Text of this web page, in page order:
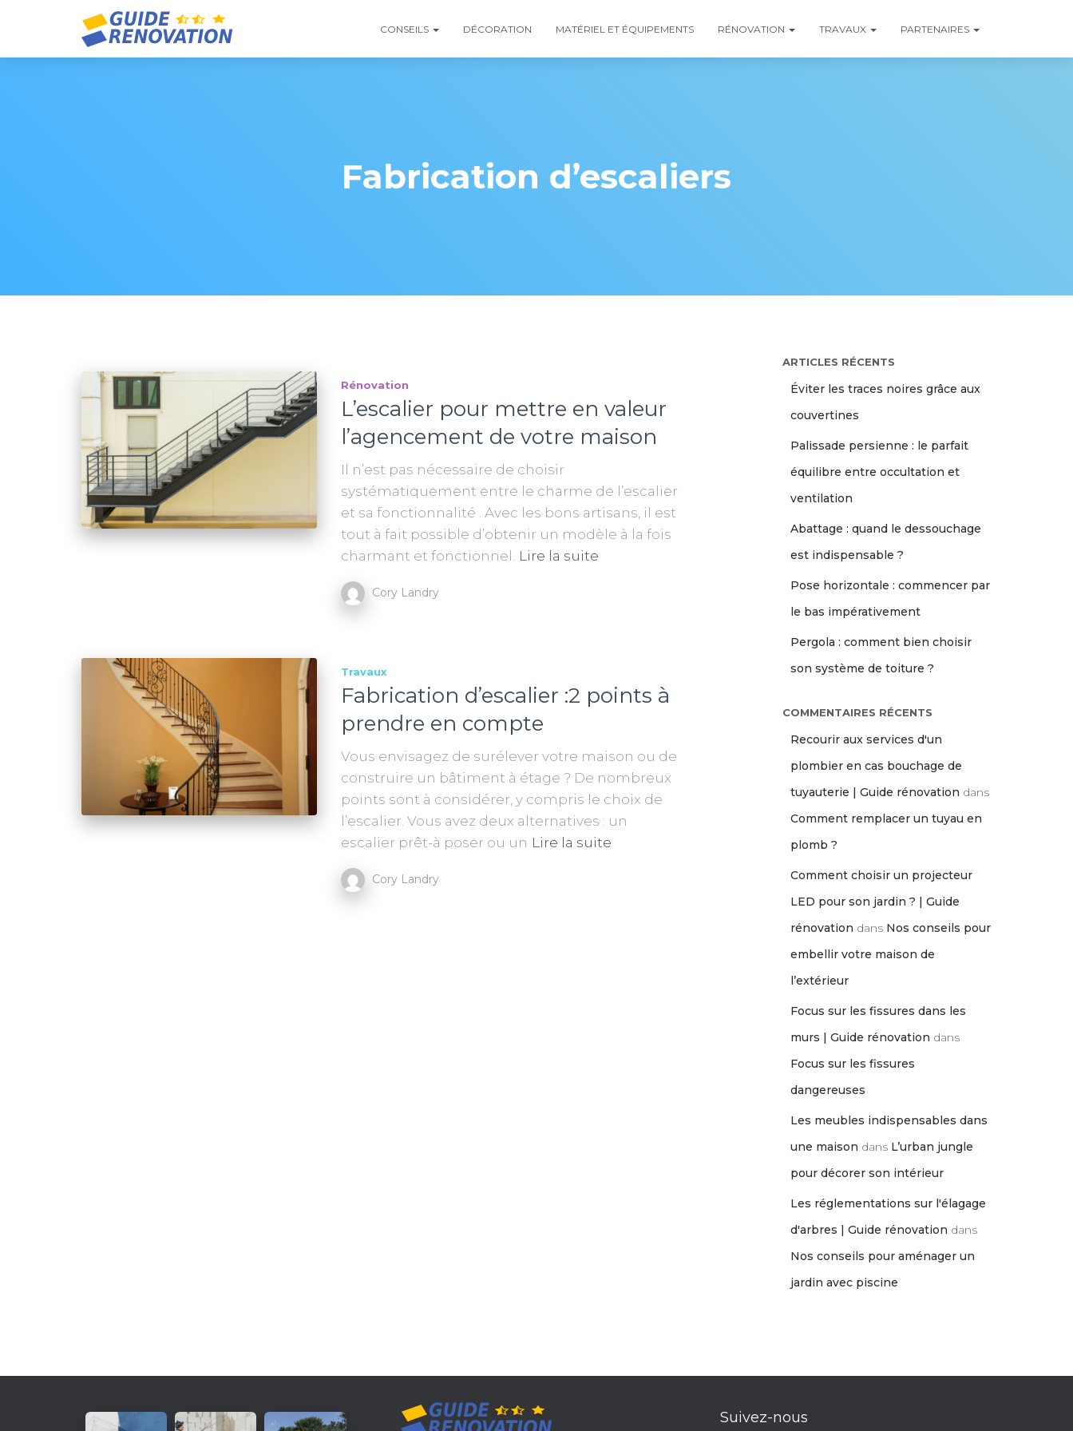
CONSEILS DÉCORATION MATÉRIEL ET ÉQUIPEMENTS RÉNOVATION TRAVAUX PARTENAIRES
Fabrication d’escaliers
Rénovation
L’escalier pour mettre en valeur
l’agencement de votre maison
Il n’est pas nécessaire de choisir
systématiquement entre le charme de l’escalier
et sa fonctionnalité . Avec les bons artisans, il est
tout à fait possible d’obtenir un modèle à la fois
charmant et fonctionnel. Lire la suite
Cory Landry
Travaux
Fabrication d’escalier :2 points à
prendre en compte
Vous envisagez de surélever votre maison ou de
construire un bâtiment à étage ? De nombreux
points sont à considérer, y compris le choix de
l’escalier. Vous avez deux alternatives : un
escalier prêt-à poser ou un Lire la suite
Cory Landry
ARTICLES RÉCENTS
Éviter les traces noires grâce aux
couvertines
Palissade persienne : le parfait
équilibre entre occultation et
ventilation
Abattage : quand le dessouchage
est indispensable ?
Pose horizontale : commencer par
le bas impérativement
Pergola : comment bien choisir
son système de toiture ?
COMMENTAIRES RÉCENTS
Recourir aux services d'un
plombier en cas bouchage de
tuyauterie | Guide rénovation dans
Comment remplacer un tuyau en
plomb ?
Comment choisir un projecteur
LED pour son jardin ? | Guide
rénovation dans Nos conseils pour
embellir votre maison de
l’extérieur
Focus sur les fissures dans les
murs | Guide rénovation dans
Focus sur les fissures
dangereuses
Les meubles indispensables dans
une maison dans L’urban jungle
pour décorer son intérieur
Les réglementations sur l'élagage
d'arbres | Guide rénovation dans
Nos conseils pour aménager un
jardin avec piscine
Suivez-nous